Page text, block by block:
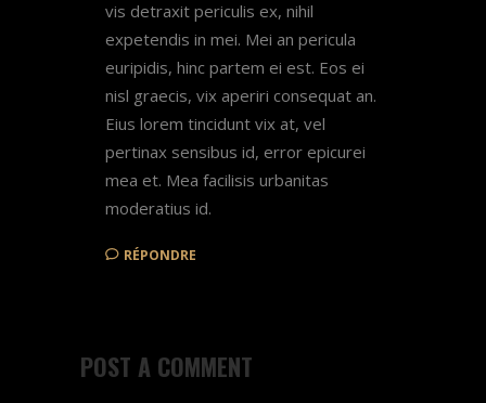
vis detraxit periculis ex, nihil
expetendis in mei. Mei an pericula
euripidis, hinc partem ei est. Eos ei
nisl graecis, vix aperiri consequat an.
Eius lorem tincidunt vix at, vel
pertinax sensibus id, error epicurei
mea et. Mea facilisis urbanitas
moderatius id.
RÉPONDRE
POST A COMMENT